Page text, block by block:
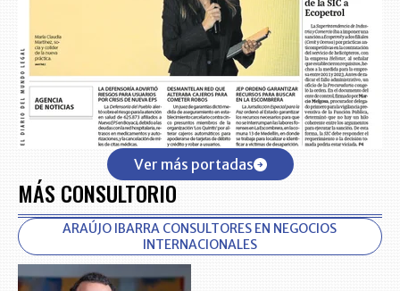
Ver más portadas
MÁS CONSULTORIO
ARAÚJO IBARRA CONSULTORES EN NEGOCIOS
INTERNACIONALES